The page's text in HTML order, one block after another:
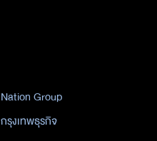
Nation Group
กรุงเทพธุรกิจ